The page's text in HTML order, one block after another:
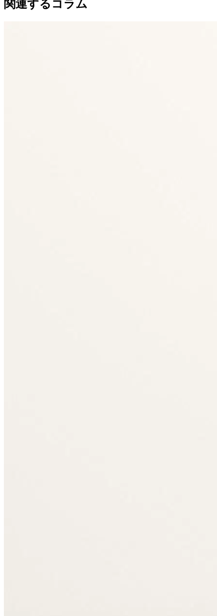
関連するコラム